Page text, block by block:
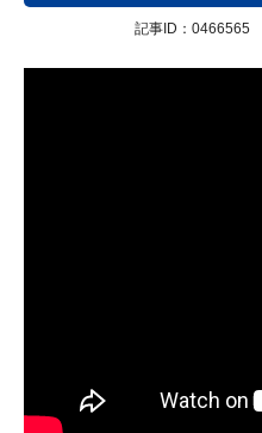
記事ID：0466565